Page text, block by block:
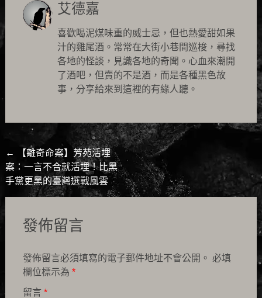
艾德嘉
喜歡喝泥煤味重的威士忌，但也熱愛甜如果
汁的雞尾酒。常常在大街小巷間巡梭，尋找
各地的怪談，見識各地的奇聞。心血來潮開
了酒吧，但賣的不是酒，而是各種黑色故
事，分享給來到這裡的有緣人聽。
Post
navigation
←
【離奇命案】芳苑活埋
案：一言不合就活埋！比黑
手黨更黑的臺灣選戰風雲
發佈留言
發佈留言必須填寫的電子郵件地址不會公開。 必填
欄位標示為 *
留言 *